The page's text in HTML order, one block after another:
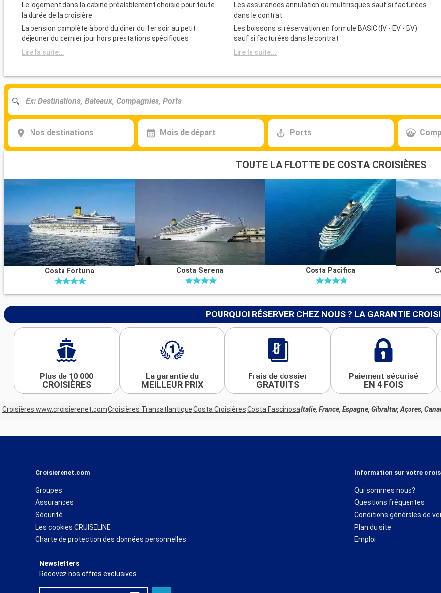
Le logement dans la cabine préalablement choisie pour toute
la durée de la croisière
La pension complète à bord du dîner du 1er soir au petit
déjeuner du dernier jour hors prestations spécifiques
Lire la suite...
Les assurances annulation ou multirisques sauf si facturées
dans le contrat
Les boissons si réservation en formule BASIC (IV - EV - BV)
sauf si facturées dans le contrat
Lire la suite...
Nos destinations Mois de départ Ports
TOUTE LA FLOTTE DE COSTA CROISIÈRES
Costa Fortuna Costa Serena Costa Pacifica
POURQUOI RÉSERVER CHEZ NOUS ? LA GARANTIE
Plus de 10 000
CROISIÈRES
La garantie du
MEILLEUR PRIX
Frais de dossier
GRATUITS
Paiement sécurisé
EN 4 FOIS
Croisières www.croisierenet.comCroisières TransatlantiqueCosta CroisièresCosta FascinosaItalie, France, Espagne, Gibraltar, Açores,
Croisierenet.com
Groupes
Assurances
Sécurité
Les cookies CRUISELINE
Charte de protection des données personnelles
Information sur votre
Qui sommes nous?
Questions fréquentes
Conditions générales de
Plan du site
Emploi
Newsletters
Recevez nos offres exclusives